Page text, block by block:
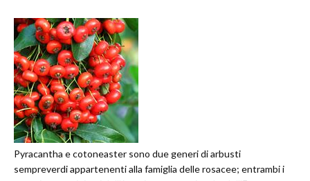
Pyracantha e cotoneaster sono due generi di arbusti
sempreverdi appartenenti alla famiglia delle rosacee; entrambi i